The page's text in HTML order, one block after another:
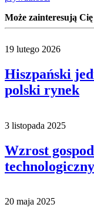
Może zainteresują
19 lutego 2026
Hiszpański
polski rynek
3 listopada 2025
Wzrost
20 maja 2025